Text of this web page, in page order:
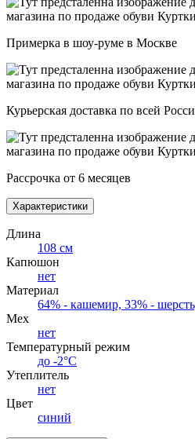
Примерка в шоу-руме в Москве
Курьерская доставка по всей
Рассрочка от 6 месяцев
Характеристики
Длина
108 см
Капюшон
нет
Материал
64% - кашемир, 33% -
Мех
нет
Температурный режим
до -2°С
Утеплитель
нет
Цвет
синий